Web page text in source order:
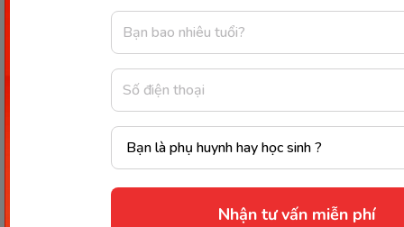
Nhận tư vấn miễn phí
cuộc sống sinh hoạt và sức khỏe của bé.
Xem thêm: Trẻ 4 tuổi ngủ li bì: dấu hiệu ba
mẹ cần lưu tâm
Như vậy, Monkey đã chia sẻ đến ba mẹ những
thông tin chi tiết và đầy đủ nhất về việctrẻ 4 tuổi
ngủ thở khò khè. Hy vọng bài viết trên đây của
chúng tôi đã giúp ba mẹ hiểu rõ hơn về tình trạng